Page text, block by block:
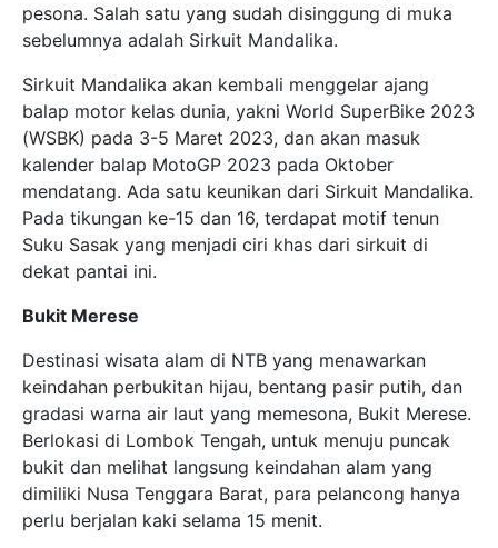
pesona. Salah satu yang sudah disinggung di muka
sebelumnya adalah Sirkuit Mandalika.
Sirkuit Mandalika akan kembali menggelar ajang
balap motor kelas dunia, yakni World SuperBike 2023
(WSBK) pada 3-5 Maret 2023, dan akan masuk
kalender balap MotoGP 2023 pada Oktober
mendatang. Ada satu keunikan dari Sirkuit Mandalika.
Pada tikungan ke-15 dan 16, terdapat motif tenun
Suku Sasak yang menjadi ciri khas dari sirkuit di
dekat pantai ini.
Bukit Merese
Destinasi wisata alam di NTB yang menawarkan
keindahan perbukitan hijau, bentang pasir putih, dan
gradasi warna air laut yang memesona, Bukit Merese.
Berlokasi di Lombok Tengah, untuk menuju puncak
bukit dan melihat langsung keindahan alam yang
dimiliki Nusa Tenggara Barat, para pelancong hanya
perlu berjalan kaki selama 15 menit.